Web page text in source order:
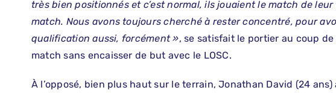
très bien positionnés et c’est normal, ils jouaient le match de
match. Nous avons toujours cherché à rester concentré, pour
qualification aussi, forcément », se satisfait le portier au coup
match sans encaisser de but avec le LOSC.
À l’opposé, bien plus haut sur le terrain, Jonathan David (24